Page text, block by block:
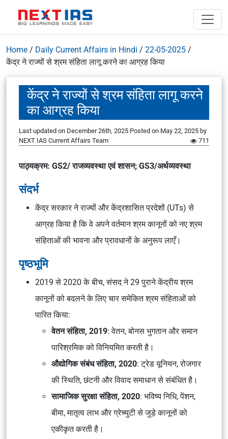
Home / Daily Current Affairs in Hindi / 22-05-2025 /
केंद्र ने राज्यों से श्रम संहिता लागू करने का आग्रह किया
केंद्र ने राज्यों से श्रम संहिता लागू करने
का आग्रह किया
Last updated on December 26th, 2025 Posted on May 22, 2025 by
NEXT IAS Current Affairs Team
711
पाठ्यक्रम: GS2/ राजव्यवस्था एवं शासन; GS3/अर्थव्यवस्था
संदर्भ
केंद्र सरकार ने राज्यों और केंद्रशासित प्रदेशों (UTs) से
आग्रह किया है कि वे अपने वर्तमान श्रम कानूनों को नए श्रम
संहिताओं की भावना और प्रावधानों के अनुरूप लाएँ।
पृष्ठभूमि
2019 से 2020 के बीच, संसद ने 29 पुराने केंद्रीय श्रम
कानूनों को बदलने के लिए चार समेकित श्रम संहिताओं को
पारित किया:
वेतन संहिता, 2019: वेतन, बोनस भुगतान और समान
पारिश्रमिक को विनियमित करती है।
औद्योगिक संबंध संहिता, 2020: ट्रेड यूनियन, रोजगार
की स्थिति, छंटनी और विवाद समाधान से संबंधित है।
सामाजिक सुरक्षा संहिता, 2020: भविष्य निधि, पेंशन,
बीमा, मातृत्व लाभ और ग्रेच्युटी से जुड़े कानूनों को
एकीकृत करती है।